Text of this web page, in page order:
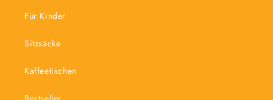
Für Kinder
Sitzsäcke
Kaffeetischen